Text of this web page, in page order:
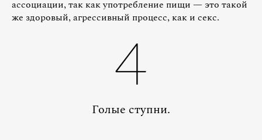
ассоциации, так как употребление пищи — это такой
же здоровый, агрессивный процесс, как и секс.
4
Голые ступни.